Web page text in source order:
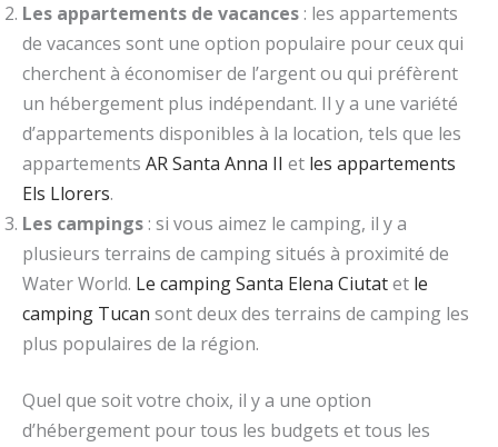
Les appartements de vacances : les appartements
de vacances sont une option populaire pour ceux qui
cherchent à économiser de l’argent ou qui préfèrent
un hébergement plus indépendant. Il y a une variété
d’appartements disponibles à la location, tels que les
appartements AR Santa Anna II et les appartements
Els Llorers.
Les campings : si vous aimez le camping, il y a
plusieurs terrains de camping situés à proximité de
Water World. Le camping Santa Elena Ciutatet le
camping Tucan sont deux des terrains de camping les
plus populaires de la région.
Quel que soit votre choix, il y a une option
d’hébergement pour tous les budgets et tous les